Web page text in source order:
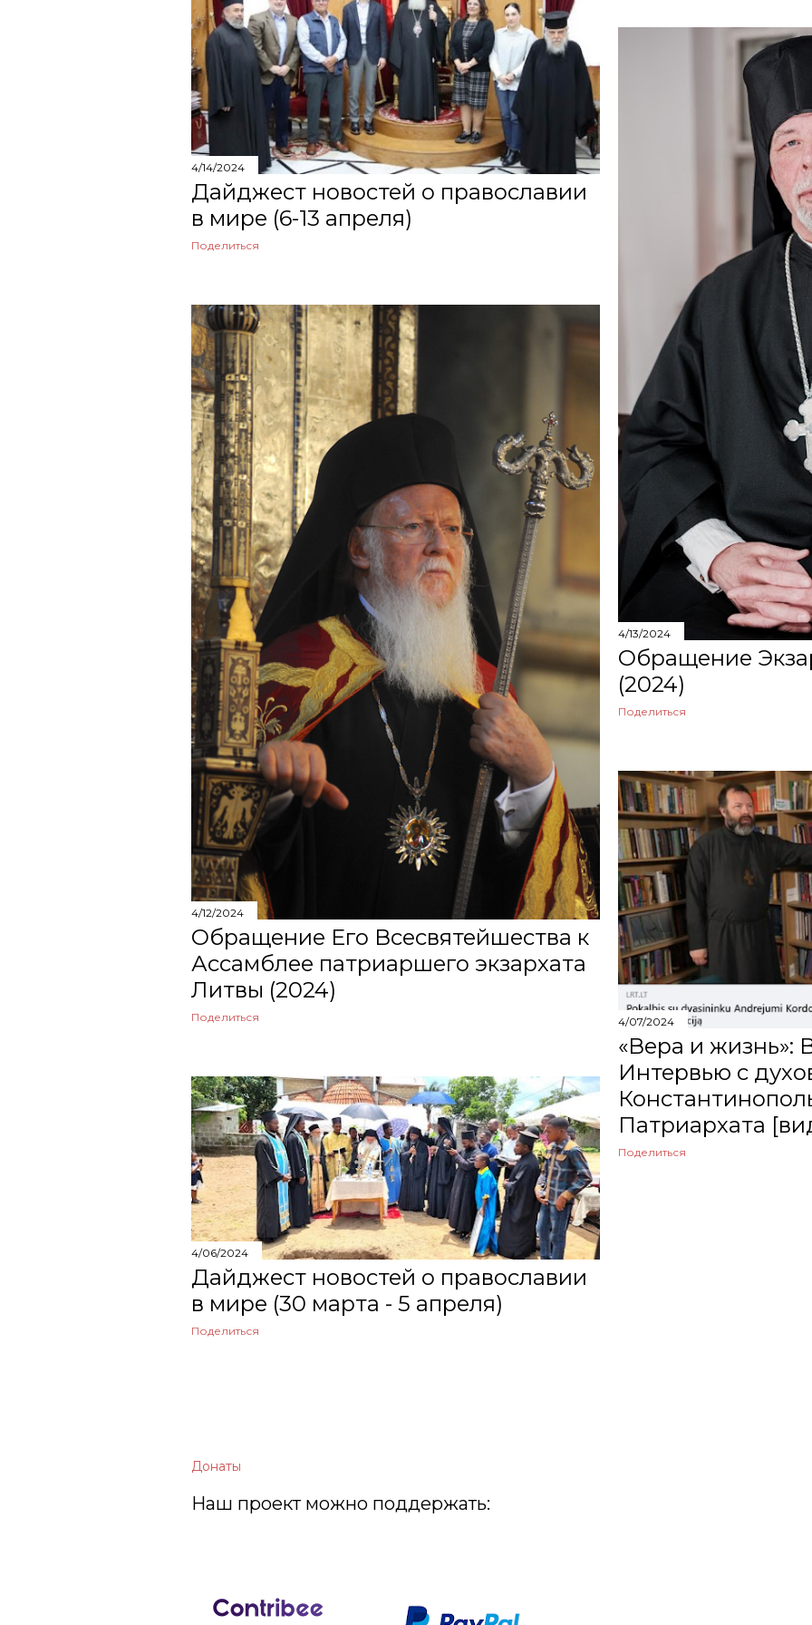
«Вера и жизнь»: Война и Церковь. Интервью с
Дайджест новостей о православии в мире (30 марта
марта
февраля
января
2023
декабря
октября
сентября
августа
июля
июня
мая
апреля
марта
февраля
января
2022
декабря
ноября
октября
сентября
июня
мая
апреля
4/14/2024
Дайджест новостей о православии
в мире (6-13 апреля)
Поделиться
4/13/2024
Обращение
(2024)
Поделиться
4/12/2024
Обращение Его Всесвятейшества к
Ассамблее патриаршего экзархата
Литвы (2024)
Поделиться 4/07/2024
«Вера и жизнь»:
Интервью с
Патриархата
Поделиться
4/06/2024
Дайджест новостей о православии
в мире (30 марта - 5 апреля)
Поделиться
Донаты
Наш проект можно поддержать: